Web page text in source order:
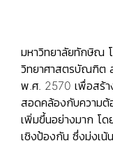
มหาวิทยาลัยทักษิณ
วิทยาศาสตรบัณฑิต
พ.ศ. 2570 เพื่อสร้
สอดคล้องกับความต้
เพิ่มขึ้นอย่างมาก โด
เชิงป้องกัน ซึ่งมุ่งเน้